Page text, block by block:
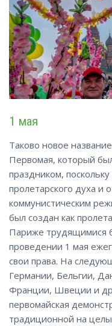
1 мая
Таково новое
Первомая, который
праздником,
пролетарского духа и
коммунистическим
был создан как
Париже трудящимися
проведении 1 мая
свои права. На
Германии, Бельгии,
Франции, Швеции и
первомайская
традиционной на